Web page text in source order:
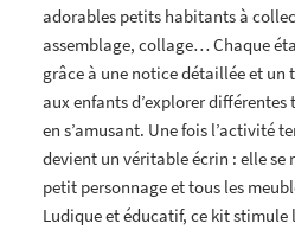
adorables petits habitants à
assemblage, collage… Chaque
grâce à une notice détaillée et
aux enfants d’explorer
en s’amusant. Une fois l’activité
devient un véritable écrin : elle se
petit personnage et tous les
Ludique et éducatif, ce kit